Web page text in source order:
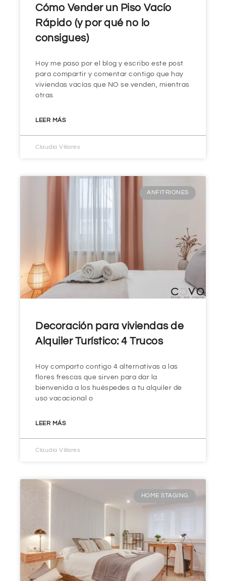
Cómo Vender un Piso Vacío
Rápido (y por qué no lo
consigues)
Hoy me paso por el blog y escribo este post
para compartir y comentar contigo que hay
viviendas vacías que NO se venden, mientras
otras
LEER MÁS
Claudia Villares
ANFITRIONES
Decoración para viviendas de
Alquiler Turístico: 4 Trucos
Hoy comparto contigo 4 alternativas a las
flores frescas que sirven para dar la
bienvenida a los huéspedes a tu alquiler de
uso vacacional o
LEER MÁS
Claudia Villares
HOME STAGING